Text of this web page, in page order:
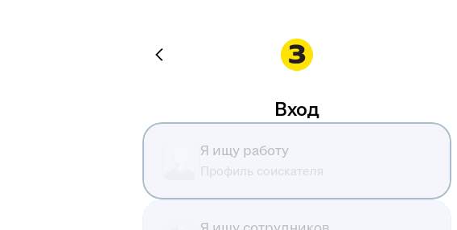
Вход
Я ищу работу
Профиль соискателя